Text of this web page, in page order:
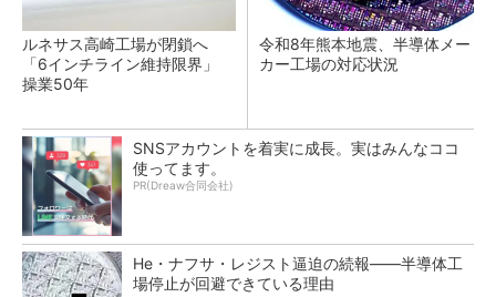
ルネサス高崎工場が閉鎖へ
「6インチライン維持限界」
操業50年
令和8年熊本地震、半導体メー
カー工場の対応状況
SNSアカウントを着実に成長。実はみんなココ
使ってます。
PR(Dreaw合同会社)
He・ナフサ・レジスト逼迫の続報――半導体工
場停止が回避できている理由